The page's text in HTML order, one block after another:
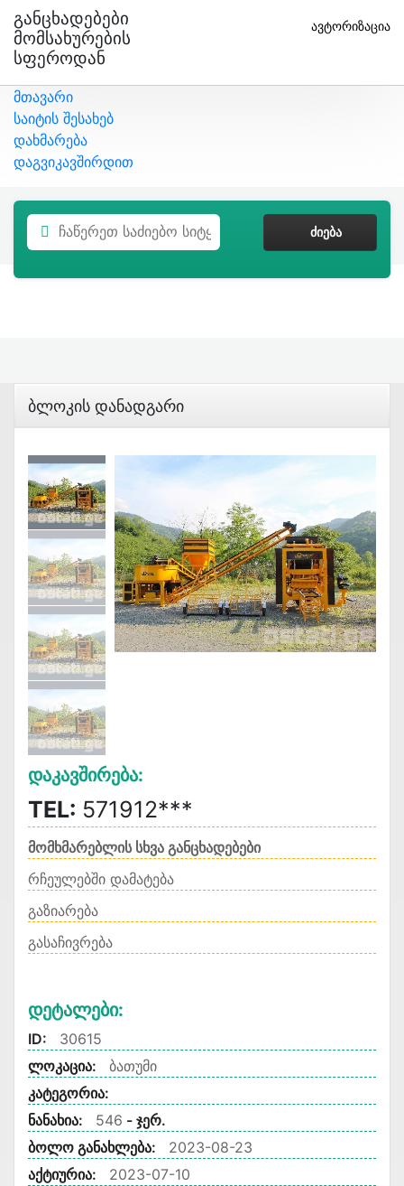
Განცხადებები
Მომსახურების
Სფეროდან
ავტორიზაცია
მთავარი
საიტის შესახებ
დახმარება
დაგვიკავშირდით
ᲫᲘᲔᲑᲐ
Ბლოკის Დანადგარი
Დაკავშირება:
TEL: 571912***
მომხმარებლის სხვა განცხადებები
რჩეულებში დამატება
გაზიარება
გასაჩივრება
Დეტალები:
ID:
30615
ლოკაცია:
ბათუმი
კატეგორია:
ნანახია:
546 - ჯერ.
ბოლო განახლება:
2023-08-23
აქტიურია:
2023-07-10